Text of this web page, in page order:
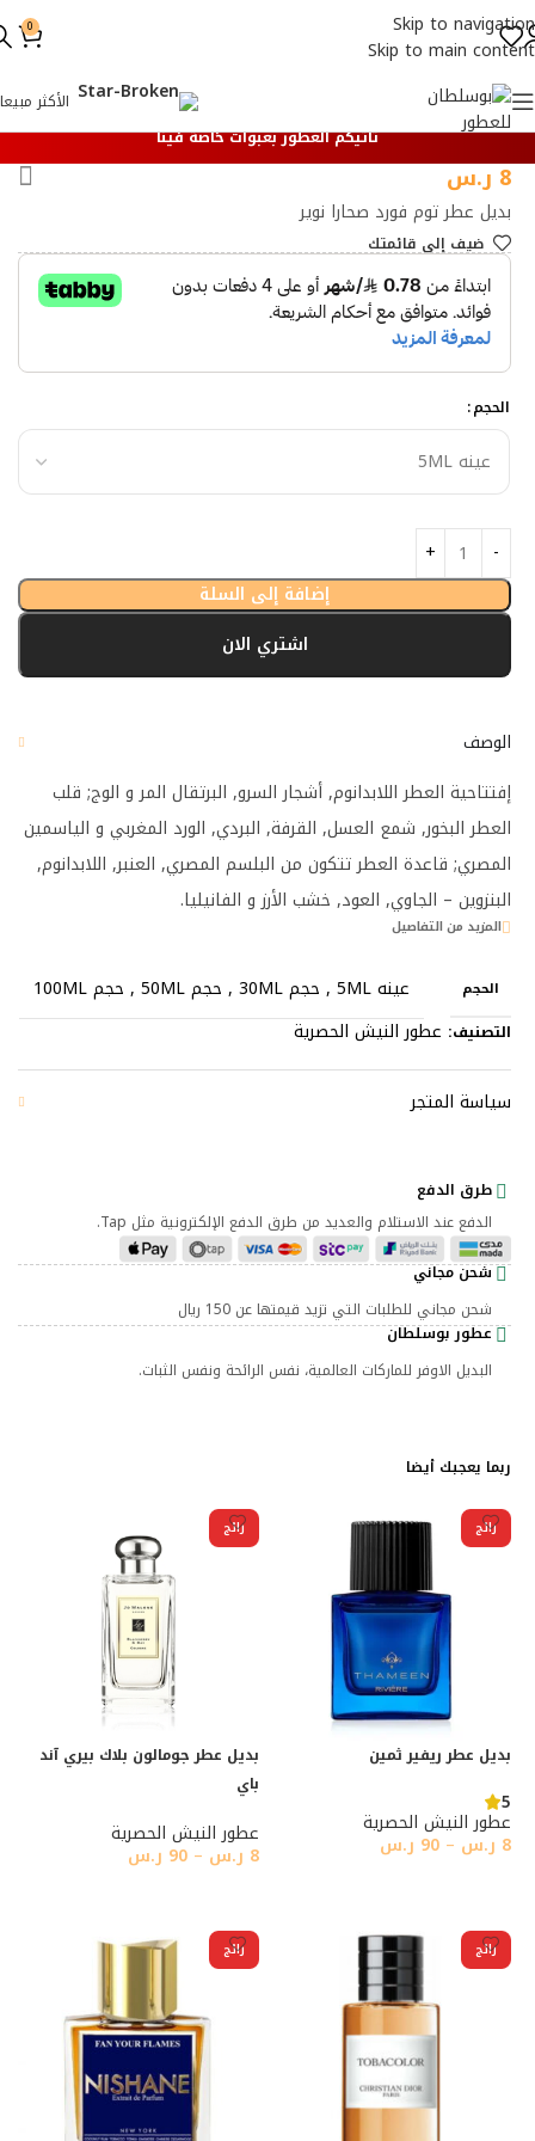
Skip to navigation
Skip to main content
0
الأكثر مبيعا
تأتيكم العطور بعبوات خاصة فينا
بديل عطر توم فورد صحارا نوير
8 ر.س
ضيف إلي قائمتك
الحجم
إضافة إلى السلة
اشتري الان
الوصف
إفتتاحية العطر اللابدانوم, أشجار السرو, البرتقال المر و الوج; قلب
العطر البخور, شمع العسل, القرفة, البردي, الورد المغربي و الياسمين
المصري; قاعدة العطر تتكون من البلسم المصري, العنبر, اللابدانوم,
البنزوين – الجاوي, العود, خشب الأرز و الفانيليا.
المزيد من التفاصيل
الحجم عينه 5ML , حجم 30ML , حجم 50ML , حجم 100ML
التصنيف: عطور النيش الحصرية
سياسة المتجر
طرق الدفع
الدفع عند الاستلام والعديد من طرق الدفع الإلكترونية مثل Tap.
شحن مجاني
شحن مجاني للطلبات التي تزيد قيمتها عن 150 ريال
عطور بوسلطان
البديل الاوفر للماركات العالمية، نفس الرائحة ونفس الثبات.
ربما يعجبك أيضا
رائج
بديل عطر ريفير ثمين
5
عطور النيش الحصرية
8 ر.س –
90 ر.س
رائج
بديل عطر جومالون بلاك بيري آند
باي
عطور النيش الحصرية
8 ر.س –
90 ر.س
رائج رائج